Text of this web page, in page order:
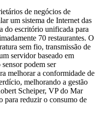
de negócios de
um sistema de Internet das
do escritório unificada para
70 restaurantes. O
sem fio, transmissão de
servidor baseado em
podem ser
melhorar a conformidade de
melhorando a gestão
Scheiper, VP do Mar
para reduzir o consumo de